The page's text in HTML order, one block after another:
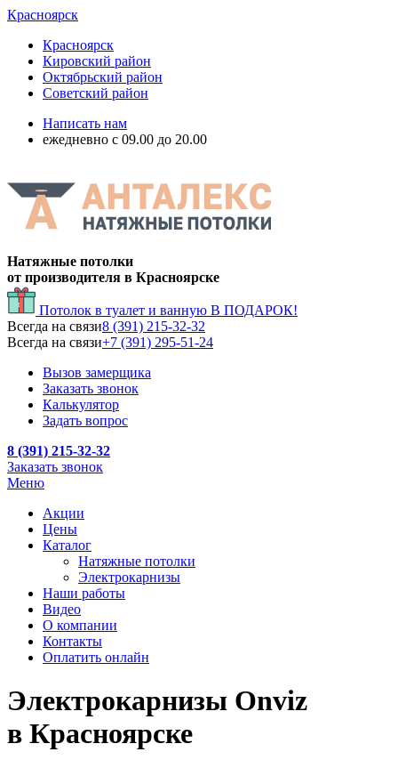
Красноярск
Красноярск
Кировский район
Октябрьский район
Советский район
Написать нам
ежедневно с 09.00 до 20.00
Натяжные потолки
от производителя в Красноярске
Потолок в туалет и ванную В ПОДАРОК!
Всегда на связи8 (391) 215-32-32
Всегда на связи+7 (391) 295-51-24
Вызов замерщика
Заказать звонок
Калькулятор
Задать вопрос
8 (391) 215-32-32
Заказать звонок
Меню
Акции
Цены
Каталог
Натяжные потолки
Электрокарнизы
Наши работы
Видео
О компании
Контакты
Оплатить онлайн
Электрокарнизы Onviz
в Красноярске